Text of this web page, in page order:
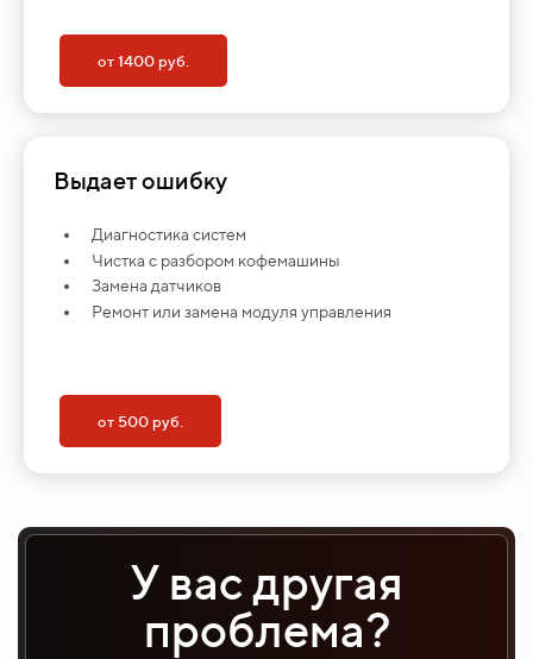
от 1400 руб.
Выдает ошибку
Диагностика систем
Чистка с разбором кофемашины
Замена датчиков
Ремонт или замена модуля управления
от 500 руб.
У вас другая
проблема?